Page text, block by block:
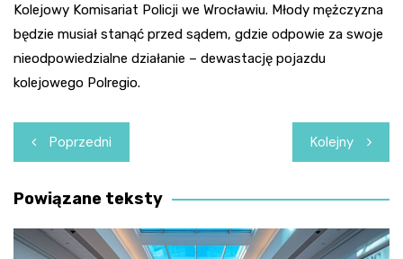
Kolejowy Komisariat Policji we Wrocławiu. Młody mężczyzna
będzie musiał stanąć przed sądem, gdzie odpowie za swoje
nieodpowiedzialne działanie – dewastację pojazdu
kolejowego Polregio.
Nawigacja
wpisu
Poprzedni Kolejny
Powiązane teksty